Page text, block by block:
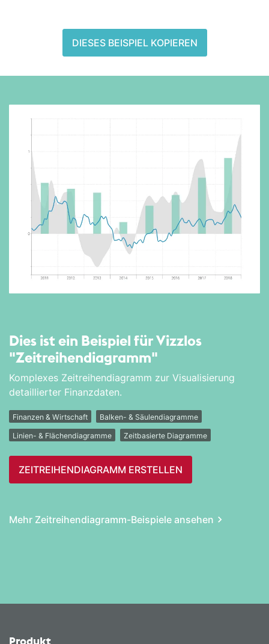
DIESES BEISPIEL KOPIEREN
Dies ist ein Beispiel für Vizzlos
"Zeitreihen­diagramm"
Komplexes Zeitreihendiagramm zur Visualisierung
detaillierter Finanzdaten.
Finanzen & Wirtschaft Balken- & Säulendiagramme
Linien- & Flächendiagramme Zeitbasierte Diagramme
ZEITREIHEN­DIAGRAMM ERSTELLEN
Mehr Zeitreihen­diagramm-Beispiele ansehen
Produkt